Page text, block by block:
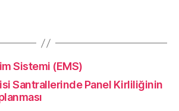
Sistemi (EMS)
Santrallerinde Panel Kirliliğinin